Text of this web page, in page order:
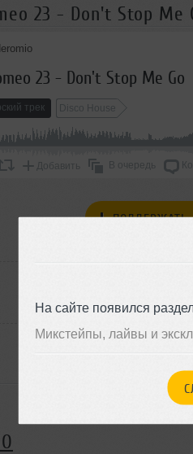
На сайте появился
Микстейпы, лайвы и
23 - Don't Stop Me
23 - Don't Stop Me Go
трек Disco House
Добавить В очередь
ПОДДЕРЖАТЬ
РАССКАЖИ